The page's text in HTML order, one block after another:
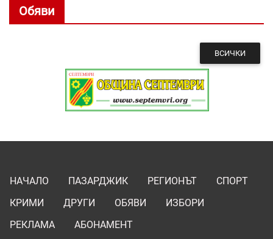
Обяви
ВСИЧКИ
НАЧАЛО ПАЗАРДЖИК РЕГИОНЪТ
СПОРТ
КРИМИ
ДРУГИ ОБЯВИ
ИЗБОРИ
РЕКЛАМА
АБОНАМЕНТ